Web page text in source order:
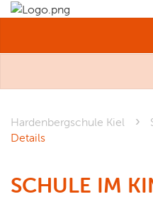
Hardenbergschule Kiel
Details
SCHULE IM